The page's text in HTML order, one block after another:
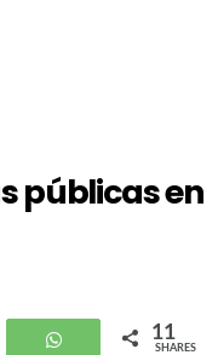
públicas en
WhatsApp11
SHARES